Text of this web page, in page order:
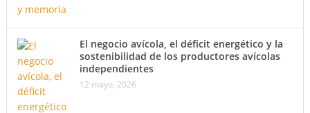
El negocio avícola, el déficit energético y la
sostenibilidad de los productores avícolas
independientes
12 mayo, 2026